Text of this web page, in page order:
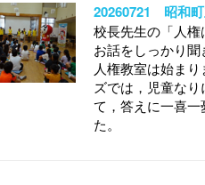
20260721 昭和
校長先生の「人
お話をしっかり
人権教室は始ま
ズでは，児童な
て，答えに一喜
た。